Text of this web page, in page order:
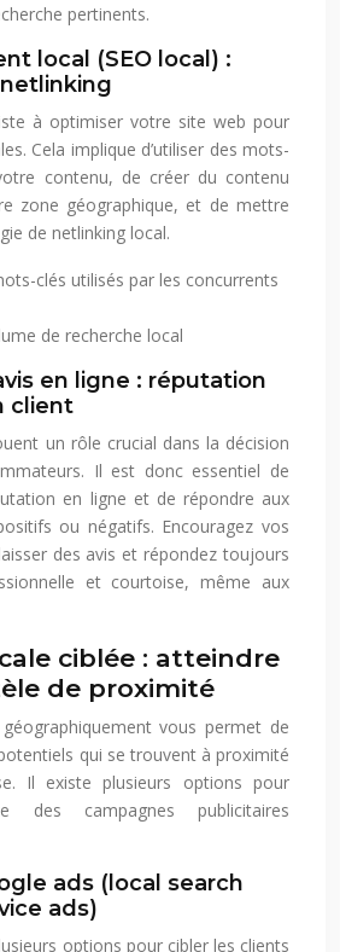
pertinents.
local (SEO local) :
à optimiser votre site web pour
Cela implique d’utiliser des mots-
contenu, de créer du contenu
zone géographique, et de mettre
de netlinking local.
clés utilisés par les concurrents
de recherche local
en ligne : réputation
client
un rôle crucial dans la décision
Il est donc essentiel de
en ligne et de répondre aux
ou négatifs. Encouragez vos
des avis et répondez toujours
et courtoise, même aux
ciblée : atteindre
de proximité
vous permet de
qui se trouvent à proximité
Il existe plusieurs options pour
des campagnes publicitaires
ads (local search
ads)
options pour cibler les clients